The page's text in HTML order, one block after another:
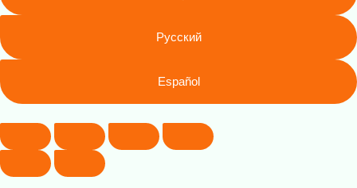
Русский
Español